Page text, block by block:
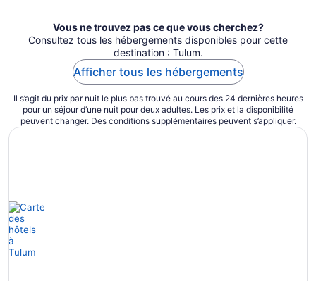
Vous ne trouvez pas ce que vous cherchez?
Consultez tous les hébergements disponibles pour cette
destination : Tulum.
Afficher tous les hébergements
Il s’agit du prix par nuit le plus bas trouvé au cours des 24 dernières heures
pour un séjour d’une nuit pour deux adultes. Les prix et la disponibilité
peuvent changer. Des conditions supplémentaires peuvent s’appliquer.